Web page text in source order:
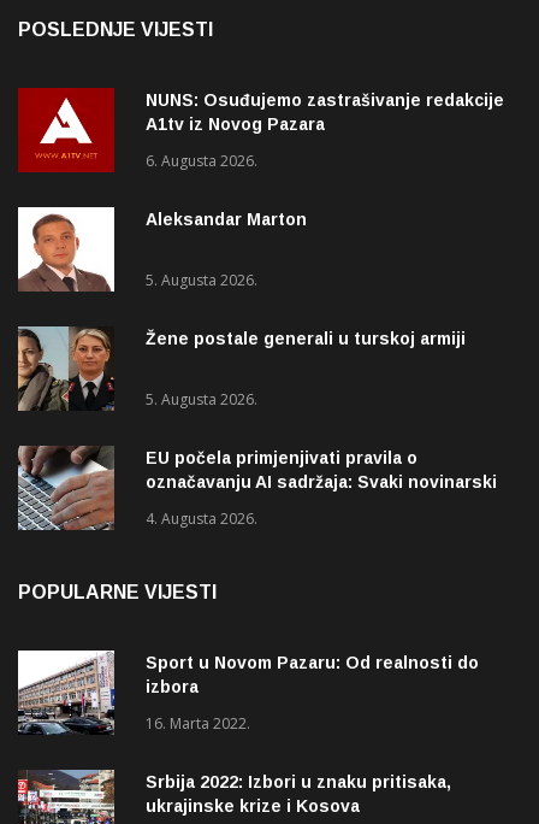
POSLEDNJE VIJESTI
NUNS: Osuđujemo zastrašivanje redakcije
A1tv iz Novog Pazara
6. Augusta 2026.
Aleksandar Marton
5. Augusta 2026.
Žene postale generali u turskoj armiji
5. Augusta 2026.
EU počela primjenjivati pravila o
označavanju AI sadržaja: Svaki novinarski
4. Augusta 2026.
POPULARNE VIJESTI
Sport u Novom Pazaru: Od realnosti do
izbora
16. Marta 2022.
Srbija 2022: Izbori u znaku pritisaka,
ukrajinske krize i Kosova